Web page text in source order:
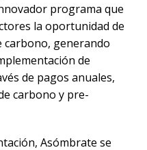
programa que
la oportunidad de
carbono, generando
de
de pagos anuales,
carbono y pre-
Asómbrate se